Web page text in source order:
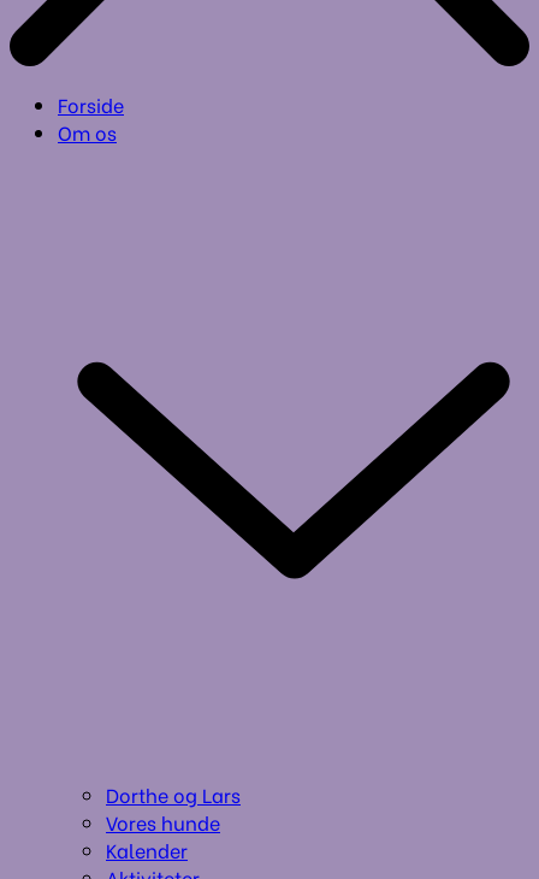
Forside
Om os
Dorthe og Lars
Vores hunde
Kalender